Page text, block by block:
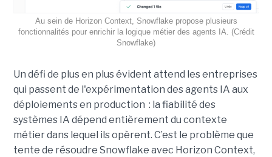
Au sein de Horizon Context, Snowflake propose plusieurs
fonctionnalités pour enrichir la logique métier des agents IA. (Crédit
Snowflake)
Un défi de plus en plus évident attend les entreprises
qui passent de l'expérimentation des agents IA aux
déploiements en production : la fiabilité des
systèmes IA dépend entièrement du contexte
métier dans lequel ils opèrent. C’est le problème que
tente de résoudre Snowflake avec Horizon Context,